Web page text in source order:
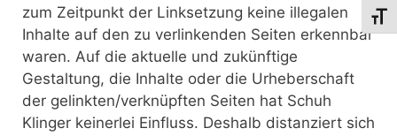
zum Zeitpunkt der Linksetzung keine illegalen
Inhalte auf den zu verlinkenden Seiten erkennbar
waren. Auf die aktuelle und zukünftige
Gestaltung, die Inhalte oder die Urheberschaft
der gelinkten/verknüpften Seiten hat Schuh
Klinger keinerlei Einfluss. Deshalb distanziert sich